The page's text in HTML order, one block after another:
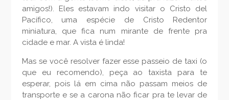
amigos!). Eles estavam indo visitar o Cristo del
Pacífico, uma espécie de Cristo Redentor
miniatura, que fica num mirante de frente pra
cidade e mar. A vista é linda!
Mas se você resolver fazer esse passeio de taxi (o
que eu recomendo), peça ao taxista para te
esperar, pois lá em cima não passam meios de
transporte e se a carona não ficar pra te levar de